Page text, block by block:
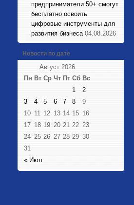
предприниматели 50+ смогут
бесплатно освоить
цифровые инструменты для
развития бизнеса 04.08.2026
Новости по дате
Август 2026
Пн Вт Ср Чт Пт Сб Вс
« Июл
1
2
3
4 5 6 7 8
9
10 11 12 13 14 15 16
17 18 19 20 21 22 23
24 25 26 27 28 29 30
31